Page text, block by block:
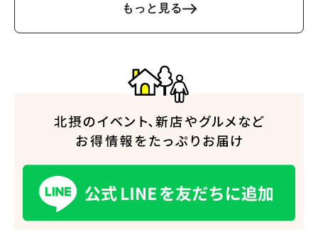
もっと見る